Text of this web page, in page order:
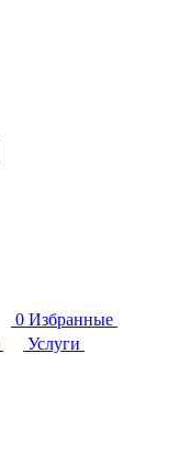
0 Избранные
Услуги